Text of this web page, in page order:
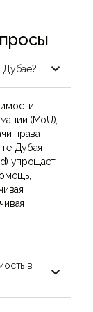
Дубае? 
(MoU),
права
Дубая
упрощает
в
